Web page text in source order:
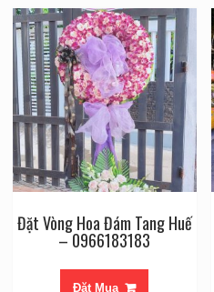
Đặt Vòng Hoa Đám Tang Huế
– 0966183183
Đặt Mua